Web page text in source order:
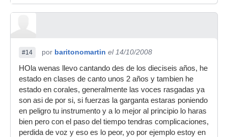
#14 por baritonomartin el 14/10/2008
HOla wenas llevo cantando des de los dieciseis años, he
estado en clases de canto unos 2 años y tambien he
estado en corales, generalmente las voces rasgadas ya
son asi de por si, si fuerzas la garganta estaras poniendo
en peligro tu instrumento y a lo mejor al principio lo haras
bien pero con el paso del tiempo tendras complicaciones,
perdida de voz y eso es lo peor, yo por ejemplo estoy en